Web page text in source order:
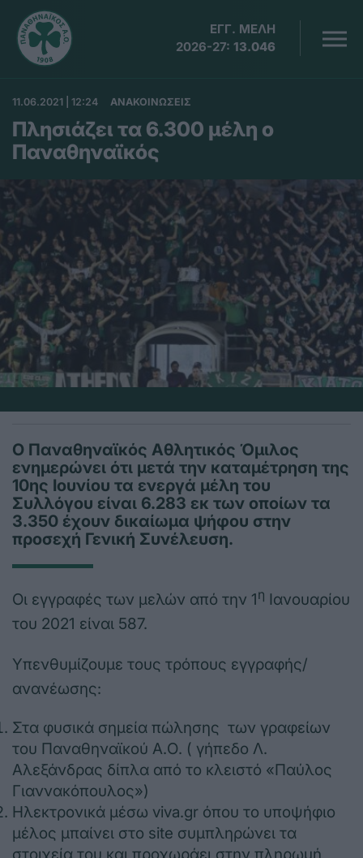
ΕΓΓ. ΜΕΛΗ
2026-27: 13.046
11.06.2021 | 12:24 ΑΝΑΚΟΙΝΩΣΕΙΣ
Πλησιάζει τα 6.300 μέλη ο
Παναθηναϊκός
Ο Παναθηναϊκός Αθλητικός Όμιλος
ενημερώνει ότι μετά την καταμέτρηση της
10ης Ιουνίου τα ενεργά μέλη του
Συλλόγου είναι 6.283 εκ των οποίων τα
3.350 έχουν δικαίωμα ψήφου στην
προσεχή Γενική Συνέλευση.
Οι εγγραφές των μελών από την 1η Ιανουαρίου
του 2021 είναι 587.
Υπενθυμίζουμε τους τρόπους εγγραφής/
ανανέωσης:
Στα φυσικά σημεία πώλησης των γραφείων
του Παναθηναϊκού Α.Ο. ( γήπεδο Λ.
Αλεξάνδρας δίπλα από το κλειστό «Παύλος
Γιαννακόπουλος»)
Ηλεκτρονικά μέσω viva.gr όπου το υποψήφιο
μέλος μπαίνει στο site συμπληρώνει τα